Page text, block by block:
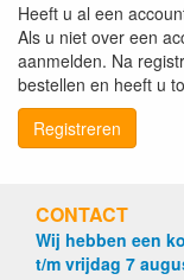
Heeft u al een
Als u niet over een
aanmelden. Na
bestellen en heeft u
Registreren
CONTACT
Wij hebben een
t/m vrijdag 7